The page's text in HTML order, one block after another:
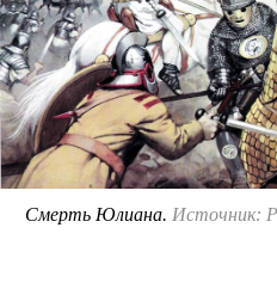
Смерть Юлиана. Источник: